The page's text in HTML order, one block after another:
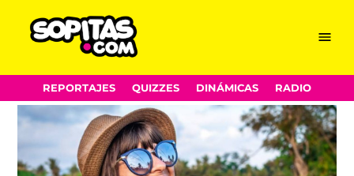
Skip
to
content
Menu
REPORTAJES QUIZZES DINÁMICAS RADIO